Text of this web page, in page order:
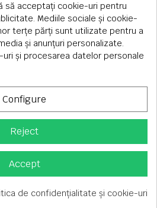
, Reg.Com: J1992000639351,
0720 699 655 ,
să acceptați cookie-uri pentru
Mediile sociale și cookie-
terțe părți sunt utilizate pentru a
și anunțuri personalizate.
și procesarea datelor personale
Configure
Reject
Accept
de confidențialitate și cookie-uri